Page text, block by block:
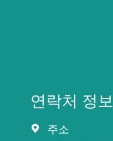
연락처 정보
 주소